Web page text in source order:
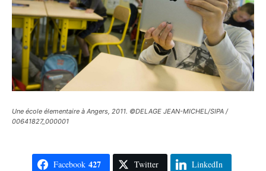
Une école élementaire à Angers, 2011. ©DELAGE JEAN-MICHEL/SIPA /
00641827_000001
Facebook 427 Twitter LinkedIn